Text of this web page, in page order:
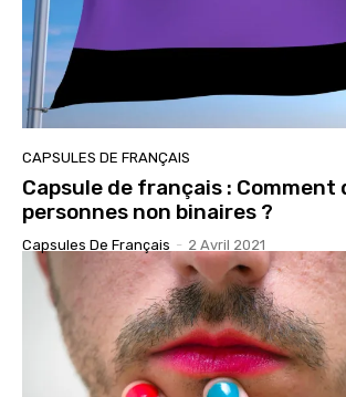
CAPSULES DE FRANÇAIS
Capsule de français : Comment
personnes non binaires ?
Capsules De Français - 2 Avril 2021